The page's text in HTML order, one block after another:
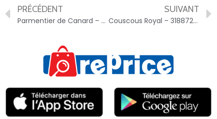
PRÉCÉDENT
Parmentier de Canard – 3188720003673
SUIVANT
Couscous Royal – 3188728014978